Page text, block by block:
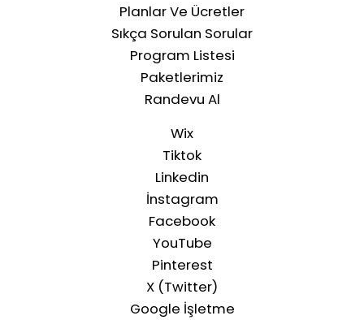
Planlar Ve Ücretler
Sıkça Sorulan Sorular
Program Listesi
Paketlerimiz
Randevu Al
Wix
Tiktok
Linkedin
İnstagram
Facebook
YouTube
Pinterest
X (Twitter)
Google İşletme